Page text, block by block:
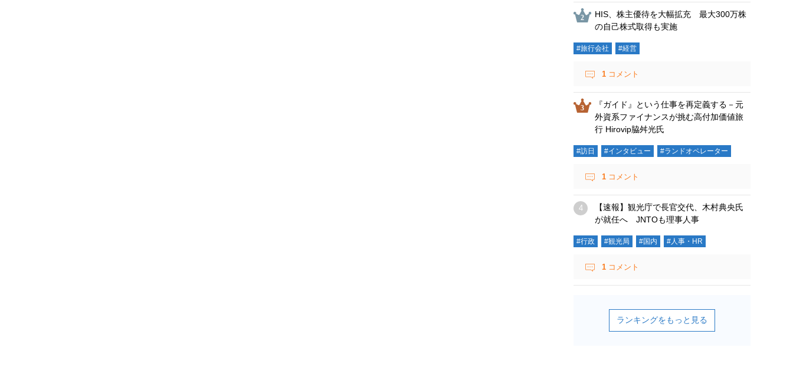
HIS、株主優待を大幅拡充 最大300万株
の自己株式取得も実施
#旅行会社 #経営
1 コメント
『ガイド』という仕事を再定義する－元
外資系ファイナンスが挑む高付加価値旅
行 Hirovip脇舛光氏
#訪日 #インタビュー #ランドオペレーター
1 コメント
【速報】観光庁で長官交代、木村典央氏
が就任へ JNTOも理事人事
#行政 #観光局 #国内 #人事・HR
1 コメント